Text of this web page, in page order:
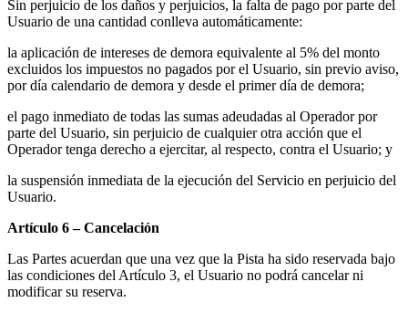
Sin perjuicio de los daños y perjuicios, la falta de pago por parte del
Usuario de una cantidad conlleva automáticamente:
la aplicación de intereses de demora equivalente al 5% del monto
excluidos los impuestos no pagados por el Usuario, sin previo aviso,
por día calendario de demora y desde el primer día de demora;
el pago inmediato de todas las sumas adeudadas al Operador por
parte del Usuario, sin perjuicio de cualquier otra acción que el
Operador tenga derecho a ejercitar, al respecto, contra el Usuario; y
la suspensión inmediata de la ejecución del Servicio en perjuicio del
Usuario.
Artículo 6 – Cancelación
Las Partes acuerdan que una vez que la Pista ha sido reservada bajo
las condiciones del Artículo 3, el Usuario no podrá cancelar ni
modificar su reserva.